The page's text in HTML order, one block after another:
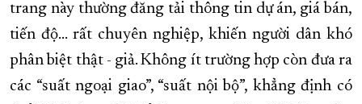
trang này thường đăng tải thông tin dự án, giá bán,
tiến độ… rất chuyên nghiệp, khiến người dân khó
phân biệt thật - giả. Không ít trường hợp còn đưa ra
các “suất ngoại giao”, “suất nội bộ”, khẳng định có